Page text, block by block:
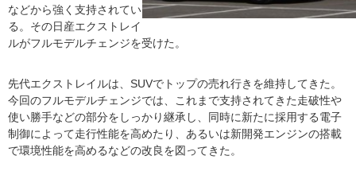
などから強く支持されてい
る。その日産エクストレイ
ルがフルモデルチェンジを受けた。
先代エクストレイルは、SUVでトップの売れ行きを維持してきた。
今回のフルモデルチェンジでは、これまで支持されてきた走破性や
使い勝手などの部分をしっかり継承し、同時に新たに採用する電子
制御によって走行性能を高めたり、あるいは新開発エンジンの搭載
で環境性能を高めるなどの改良を図ってきた。